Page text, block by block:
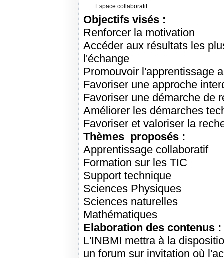
Espace collaboratif :
Objectifs visés :
Renforcer la motivation
Accéder aux résultats les
l'échange
Promouvoir l'apprentissage
Favoriser une approche
Favoriser une démarche de
Améliorer les démarches
Favoriser et valoriser la
Thèmes proposés :
Apprentissage collaboratif
Formation sur les TIC
Support technique
Sciences Physiques
Sciences naturelles
Mathématiques
Elaboration des contenus :
L'INBMI mettra à la
un forum sur invitation où